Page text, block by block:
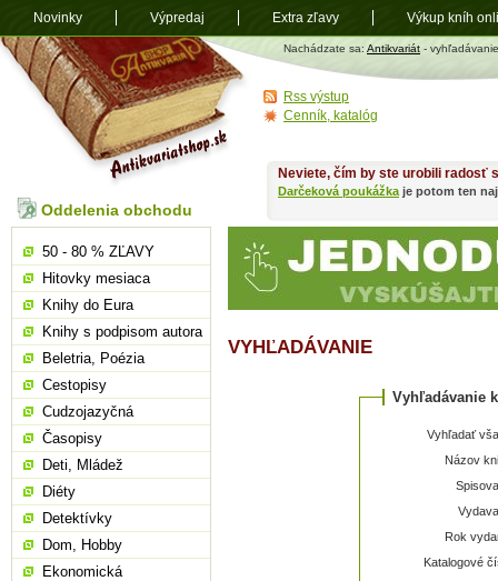
Antikvariát
shop.sk
Nachádzate sa: Antikvariát - vyhľadávanie
VYHĽADÁVANIE
Vyhľadávanie
Vyhľadať
Názov
Rok
Katalogové
Neviete, čím by ste urobili radosť
Darčeková poukážka je potom ten
Oddelenia obchodu
50 - 80 % ZĽAVY
Hitovky mesiaca
Knihy do Eura
Knihy s podpisom autora
Beletria, Poézia
Cestopisy
Cudzojazyčná
Časopisy
Deti, Mládež
Diéty
Detektívky
Dom, Hobby
Ekonomická
Rss výstup
Cenník, katalóg
Novinky Výpredaj Extra zľavy Výkup kníh